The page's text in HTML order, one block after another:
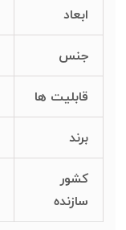
ابعاد
جنس
قابلیت‌ ها
برند
کشور
سازنده